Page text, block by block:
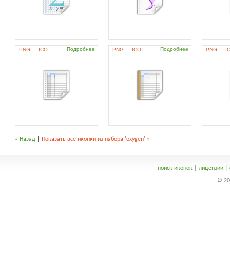
PNG ICO Подробнее PNG ICO Подробнее PNG
« Назад Показать все иконки из набора 'oxygen' »
поиск иконок| лицензии|
©